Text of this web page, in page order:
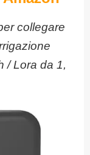
collegare
/ Lora da 1,